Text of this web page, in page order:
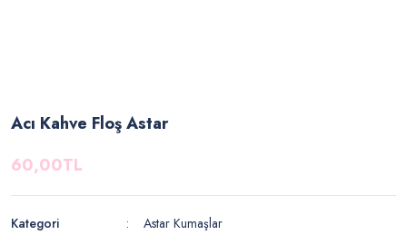
Acı Kahve Floş Astar
60,00TL
Kategori
Astar Kumaşlar